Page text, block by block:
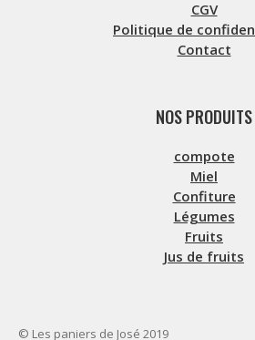
CGV
Politique de
Contact
NOS PRODUITS
compote
Miel
Confiture
Légumes
Fruits
Jus de fruits
© Les paniers de José 2019